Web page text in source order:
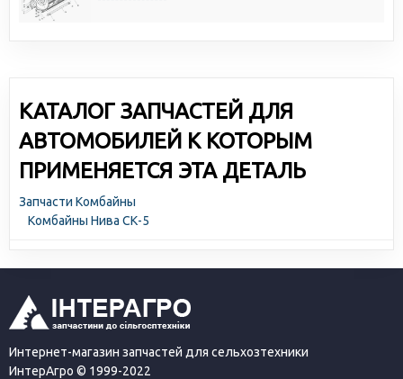
КАТАЛОГ ЗАПЧАСТЕЙ ДЛЯ
АВТОМОБИЛЕЙ К КОТОРЫМ
ПРИМЕНЯЕТСЯ ЭТА ДЕТАЛЬ
Запчасти Комбайны
Комбайны Нива СК-5
Интернет-магазин запчастей для сельхозтехники
ИнтерАгро © 1999-2022